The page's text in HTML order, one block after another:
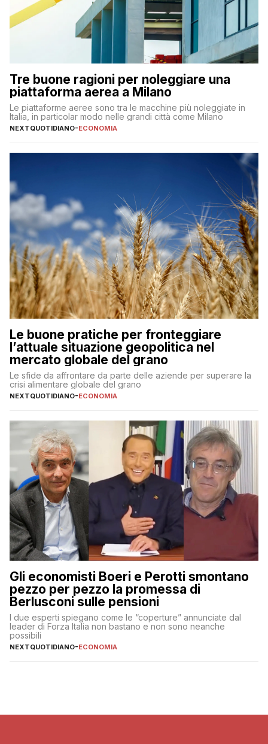
Tre buone ragioni per noleggiare una
piattaforma aerea a Milano
Le piattaforme aeree sono tra le macchine più noleggiate in
Italia, in particolar modo nelle grandi città come Milano
NEXTQUOTIDIANO-ECONOMIA
Le buone pratiche per fronteggiare
l’attuale situazione geopolitica nel
mercato globale del grano
Le sfide da affrontare da parte delle aziende per superare la
crisi alimentare globale del grano
NEXTQUOTIDIANO-ECONOMIA
Gli economisti Boeri e Perotti smontano
pezzo per pezzo la promessa di
Berlusconi sulle pensioni
I due esperti spiegano come le “coperture” annunciate dal
leader di Forza Italia non bastano e non sono neanche
possibili
NEXTQUOTIDIANO-ECONOMIA